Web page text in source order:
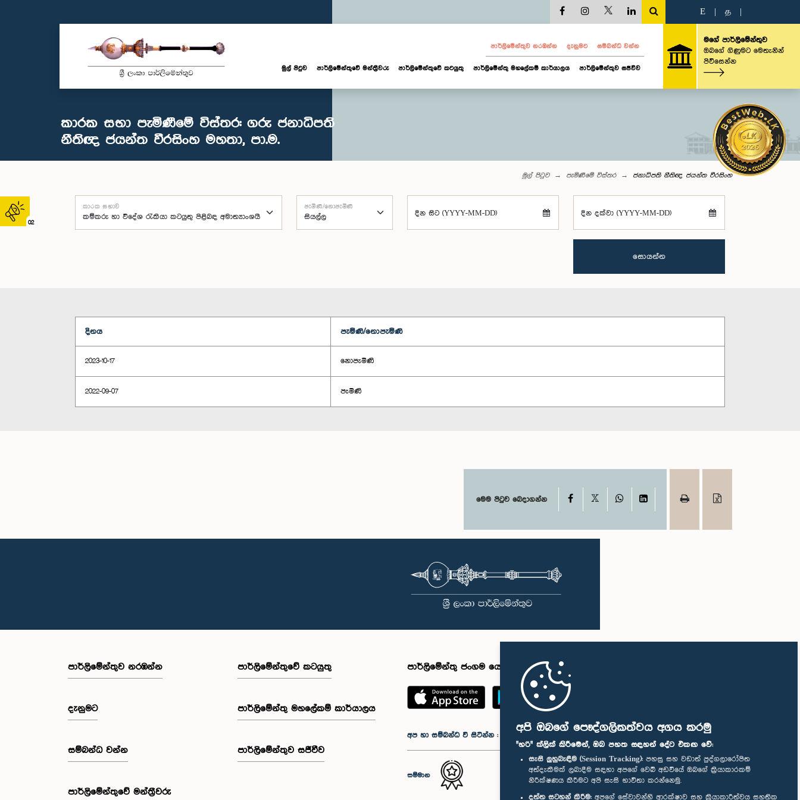
අපි ඔබගේ පෞද්ගලිකත්වය අගය කරමු
"හරි" ක්ලික් කිරීමෙන්, ඔබ පහත සඳහන් දේට එකඟ වේ:
සැසි ලුහුබැඳීම (Session Tracking): පහසු සහ වඩාත් පුද්ගලාරෝපිත
අත්දැකීමක් ලබාදීම සඳහා අපගේ වෙබ් අඩවියේ ඔබගේ ක්‍රියාකාරකම්
නිරීක්ෂණය කිරීමට අපි සැසි භාවිතා කරන්නෙමු.
දත්ත සටහන් කිරීම: අපගේ සේවාවන්හි ආරක්ෂාව සහ ක්‍රියාකාරීත්වය සහතික
02
E த
පාර්ලි‌මේන්තුව නරඹන්න දැනුමට සම්බන්ධ වන්න
මුල් පිටුව පාර්ලි‌මේන්තුවේ මන්ත්‍රීවරු පාර්ලිමේන්තුවේ කටයුතු පාර්ලිමේන්තු මහලේකම් කාර්යාලය පාර්ලිමේන්තුව සජීවීව
මගේ පාර්ලිමේන්තුව
ඔබගේ ගිණුමට මෙතැනින්
පිවිසෙන්න
කාරක සභා පැමිණීමේ විස්තර: ගරු ජනාධිපති
නීතිඥ ජයන්ත වීරසිංහ මහතා, පා.ම.
මුල් පිටුව පැමිණීමේ විස්තර ජනාධිපති නීතිඥ ජයන්ත වීරසිංහ
කාරක සභාව පැමිණි/නොපැමිණි
දින සිට (YYYY-MM-DD) දින දක්වා (YYYY-MM-DD)
සොයන්න
දිනය පැමිණි/නොපැමිණි
2023-10-17 නොපැමිණි
2022-09-07 පැමිණි
මෙම පිටුව බෙදාගන්න Facebook WhatsAppLinkedIn
පාර්ලි‌මේන්තුව නරඹන්න
දැනුමට
සම්බන්ධ වන්න
පාර්ලි‌මේන්තුවේ මන්ත්‍රීවරු
පාර්ලිමේන්තුවේ කටයුතු
පාර්ලිමේන්තු මහලේකම් කාර්යාලය
පාර්ලිමේන්තුව සජීවීව
පාර්ලිමේන්තු ජංගම යෙදුම
අප හා සම්බන්ධ වී සිටින්න :
සම්මාන